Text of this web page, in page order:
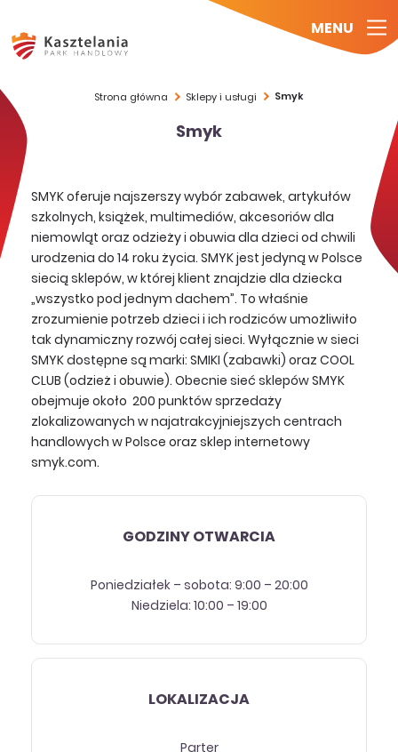
MENU
Strona główna Sklepy i usługi Smyk
Smyk
SMYK oferuje najszerszy wybór zabawek, artykułów
szkolnych, książek, multimediów, akcesoriów dla
niemowląt oraz odzieży i obuwia dla dzieci od chwili
urodzenia do 14 roku życia. SMYK jest jedyną w Polsce
siecią sklepów, w której klient znajdzie dla dziecka
„wszystko pod jednym dachem”. To właśnie
zrozumienie potrzeb dzieci i ich rodziców umożliwiło
tak dynamiczny rozwój całej sieci. Wyłącznie w sieci
SMYK dostępne są marki: SMIKI (zabawki) oraz COOL
CLUB (odzież i obuwie). Obecnie sieć sklepów SMYK
obejmuje około 200 punktów sprzedaży
zlokalizowanych w najatrakcyjniejszych centrach
handlowych w Polsce oraz sklep internetowy
smyk.com.
GODZINY OTWARCIA
Poniedziałek – sobota: 9:00 – 20:00
Niedziela: 10:00 – 19:00
LOKALIZACJA